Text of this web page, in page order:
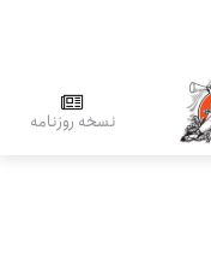
نسخه روزنامه